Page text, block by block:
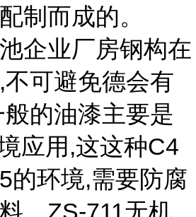
制而成的。
企业厂房钢构在
可避免德会有
的油漆主要是
应用,这这种C4
的环境,需要防腐
。ZS-711无机